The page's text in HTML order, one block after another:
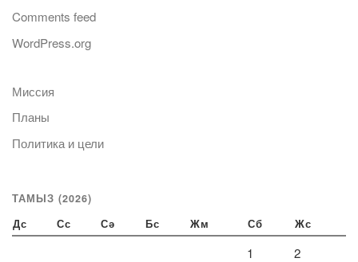
Comments feed
WordPress.org
Миссия
Планы
Политика и цели
ТАМЫЗ (2026)
Дс Сс Сә Бс Жм Сб Жс
1 2